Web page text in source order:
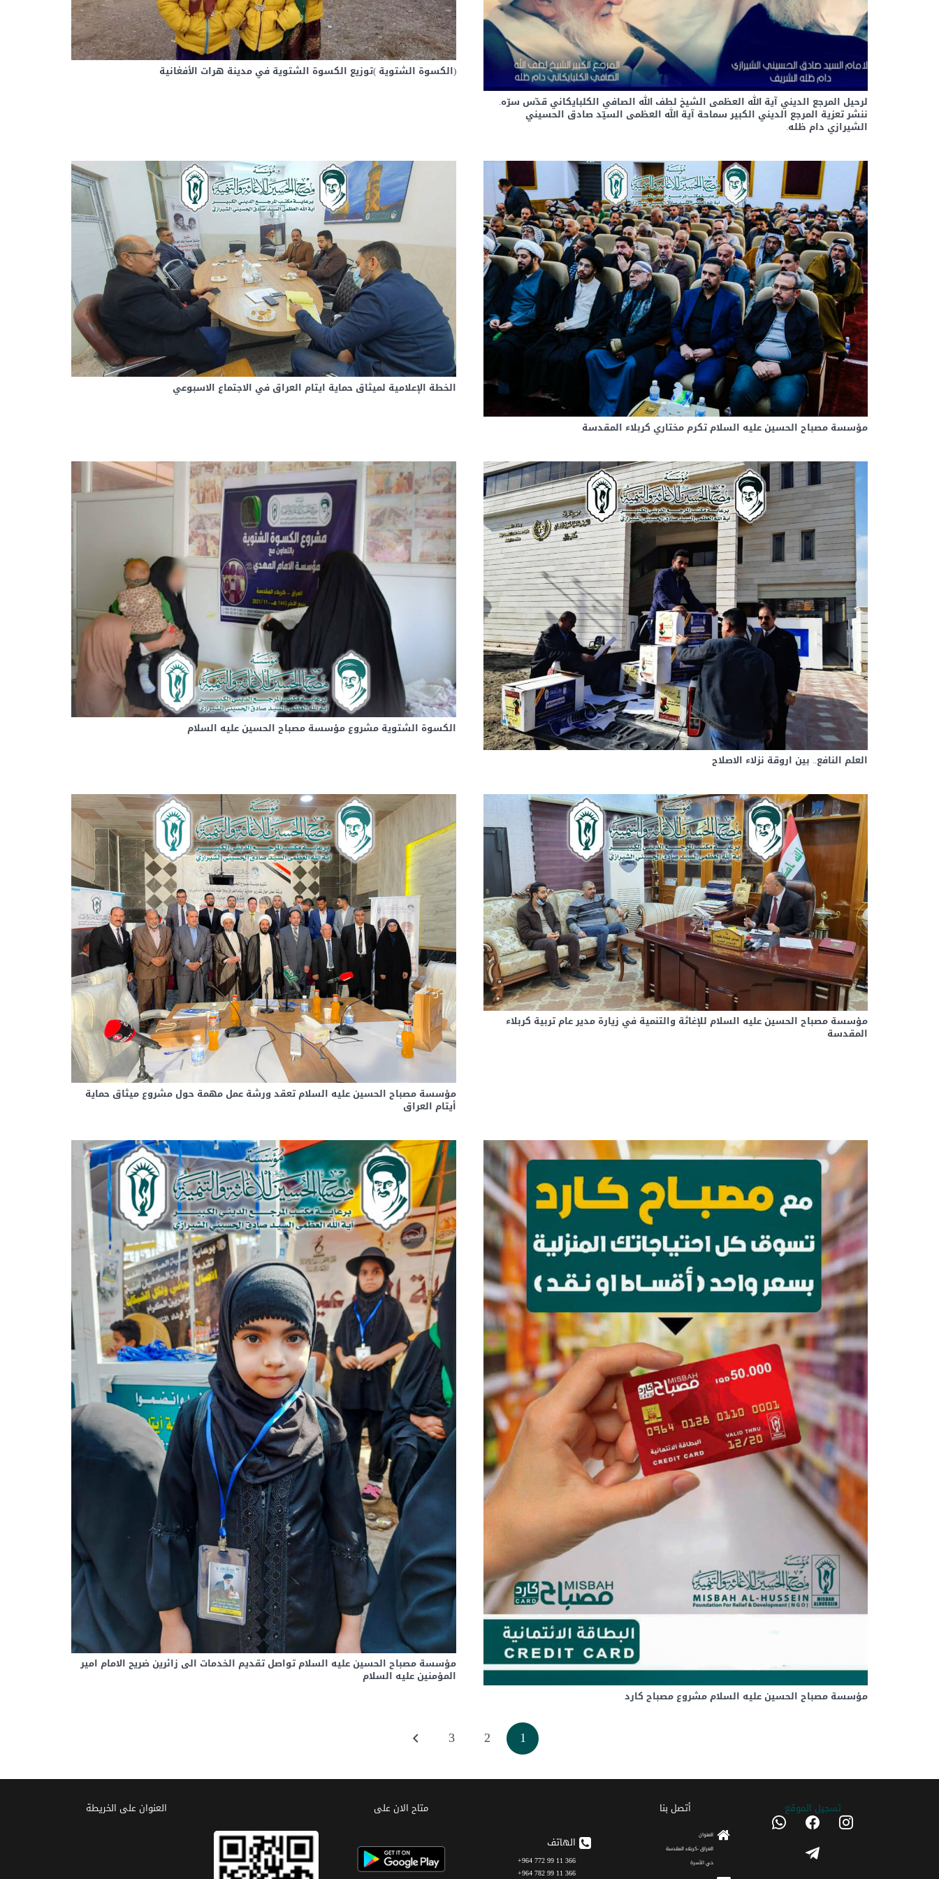
لرحيل المرجع الديني آية الله العظمى الشيخ لطف الله الصافي الكلبايكاني قدّس سرّه.
ننشر تعزية المرجع الديني الكبير سماحة آية الله العظمى السيّد صادق الحسيني
الشيرازي دام ظله.
(الكسوة الشتوية )توزيع الكسوة الشتوية في مدينة هرات الأفغانية
مؤسسة مصباح الحسين عليه السلام تكرم مختاري كربلاء المقدسة
الخطة الإعلامية لميثاق حماية ايتام العراق في الاجتماع الاسبوعي
العلم النافع.. بين اروقة نزلاء الاصلاح
الكسوة الشتوية مشروع مؤسسة مصباح الحسين عليه السلام
مؤسسة مصباح الحسين عليه السلام للإغاثة والتنمية في زيارة مدير عام تربية كربلاء
المقدسة
مؤسسة مصباح الحسين عليه السلام تعقد ورشة عمل مهمة حول مشروع ميثاق حماية
أيتام العراق
مؤسسة مصباح الحسين عليه السلام مشروع مصباح كارد
مؤسسة مصباح الحسين عليه السلام تواصل تقديم الخدمات الى زائرين ضريح الامام امير
المؤمنين عليه السلام
1
2
3
تسجیل الموقعinstagram
facebook
whatsapp
telegram
أتصل بنا
العنوان
العراق -كربلاء المقدسة
حي الأسرة
الهاتف
366 11 99 772 964+
366 11 99 782 964+
متاح الان على العنوان علی الخریطة